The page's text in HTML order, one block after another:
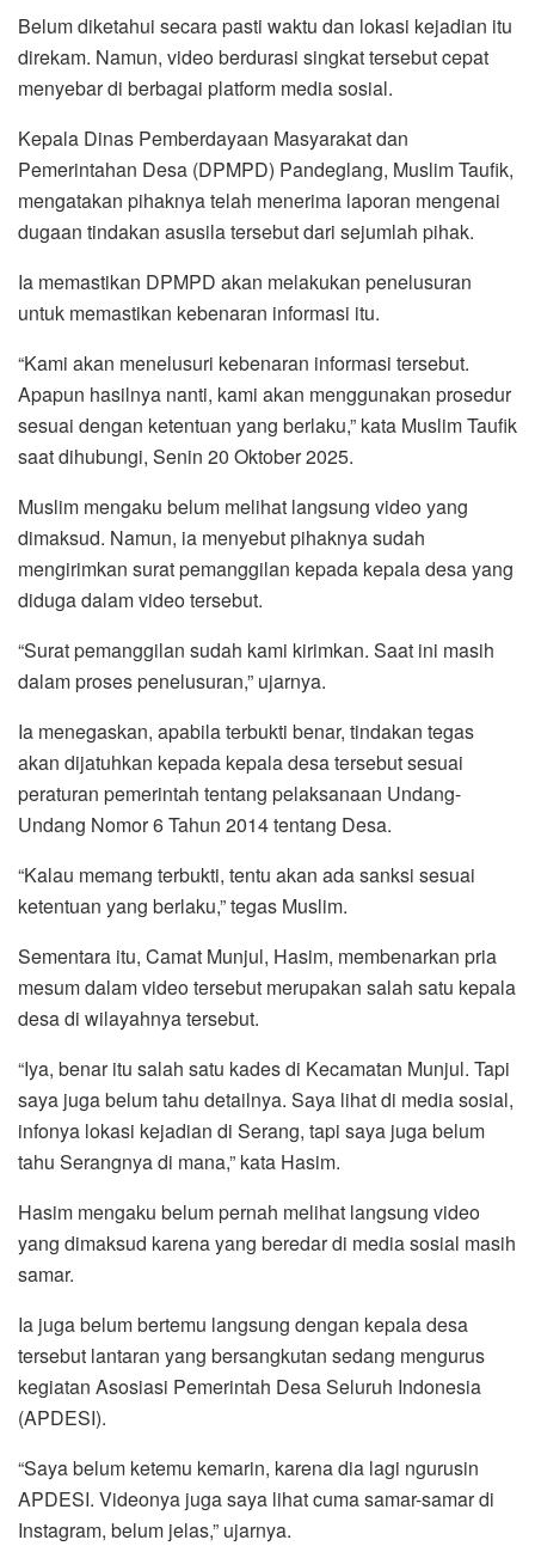
Belum diketahui secara pasti waktu dan lokasi kejadian itu
direkam. Namun, video berdurasi singkat tersebut cepat
menyebar di berbagai platform media sosial.
Kepala Dinas Pemberdayaan Masyarakat dan
Pemerintahan Desa (DPMPD) Pandeglang, Muslim Taufik,
mengatakan pihaknya telah menerima laporan mengenai
dugaan tindakan asusila tersebut dari sejumlah pihak.
Ia memastikan DPMPD akan melakukan penelusuran
untuk memastikan kebenaran informasi itu.
“Kami akan menelusuri kebenaran informasi tersebut.
Apapun hasilnya nanti, kami akan menggunakan prosedur
sesuai dengan ketentuan yang berlaku,” kata Muslim Taufik
saat dihubungi, Senin 20 Oktober 2025.
Muslim mengaku belum melihat langsung video yang
dimaksud. Namun, ia menyebut pihaknya sudah
mengirimkan surat pemanggilan kepada kepala desa yang
diduga dalam video tersebut.
“Surat pemanggilan sudah kami kirimkan. Saat ini masih
dalam proses penelusuran,” ujarnya.
Ia menegaskan, apabila terbukti benar, tindakan tegas
akan dijatuhkan kepada kepala desa tersebut sesuai
peraturan pemerintah tentang pelaksanaan Undang-
Undang Nomor 6 Tahun 2014 tentang Desa.
“Kalau memang terbukti, tentu akan ada sanksi sesuai
ketentuan yang berlaku,” tegas Muslim.
Sementara itu, Camat Munjul, Hasim, membenarkan pria
mesum dalam video tersebut merupakan salah satu kepala
desa di wilayahnya tersebut.
“Iya, benar itu salah satu kades di Kecamatan Munjul. Tapi
saya juga belum tahu detailnya. Saya lihat di media sosial,
infonya lokasi kejadian di Serang, tapi saya juga belum
tahu Serangnya di mana,” kata Hasim.
Hasim mengaku belum pernah melihat langsung video
yang dimaksud karena yang beredar di media sosial masih
samar.
Ia juga belum bertemu langsung dengan kepala desa
tersebut lantaran yang bersangkutan sedang mengurus
kegiatan Asosiasi Pemerintah Desa Seluruh Indonesia
(APDESI).
“Saya belum ketemu kemarin, karena dia lagi ngurusin
APDESI. Videonya juga saya lihat cuma samar-samar di
Instagram, belum jelas,” ujarnya.